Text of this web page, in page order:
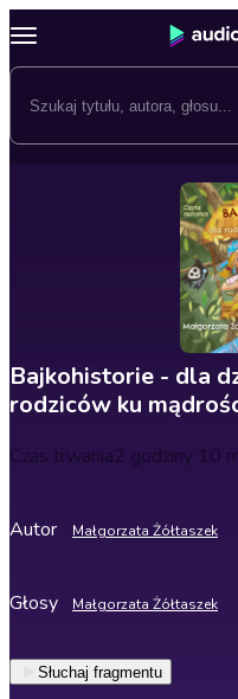
Bajkohistorie - dla
rodziców ku
Czas trwania2 godziny 10
Autor Małgorzata Żółtaszek
Głosy Małgorzata Żółtaszek
Słuchaj fragmentu